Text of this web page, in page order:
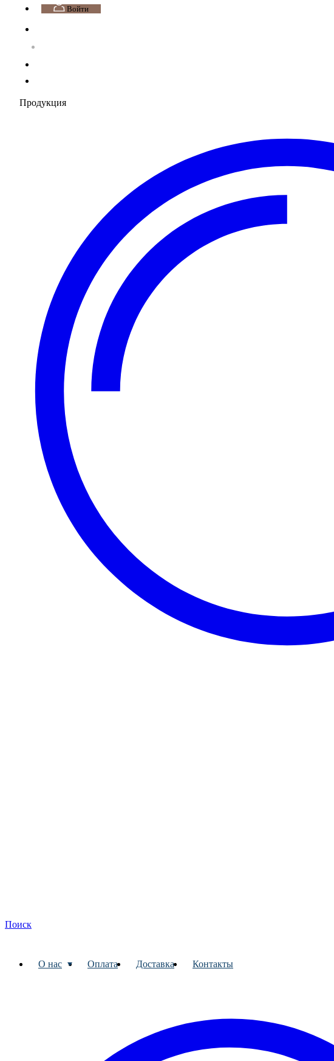
Войти
Продукция
Поиск
О нас Оплата Доставка Контакты